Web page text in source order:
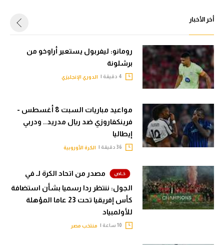
أخر الأخبار
رومانو: ليفربول يستعير أراوخو من
برشلونة
الدوري الإنجليزي
مواعيد مباريات السبت 8 أغسطس -
فرينكفاروزي ضد ريال مدريد.. ودربي
إيطاليا
الكرة الأوروبية
مصدر من اتحاد الكرة لـ في
الجول: ننتظر ردا رسميا بشأن استضافة
كأس إفريقيا تحت 23 عاما المؤهلة
للأولمبياد
منتخب مصر